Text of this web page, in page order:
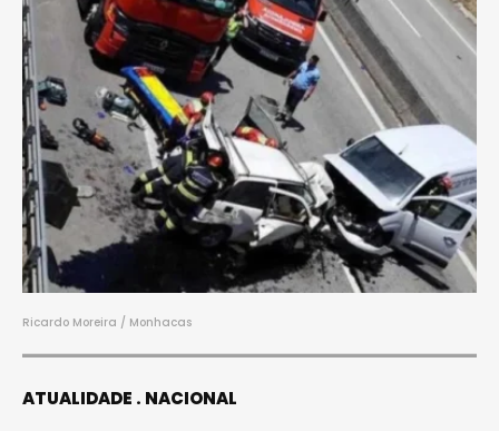
Ricardo Moreira / Monhacas
ATUALIDADE NACIONAL